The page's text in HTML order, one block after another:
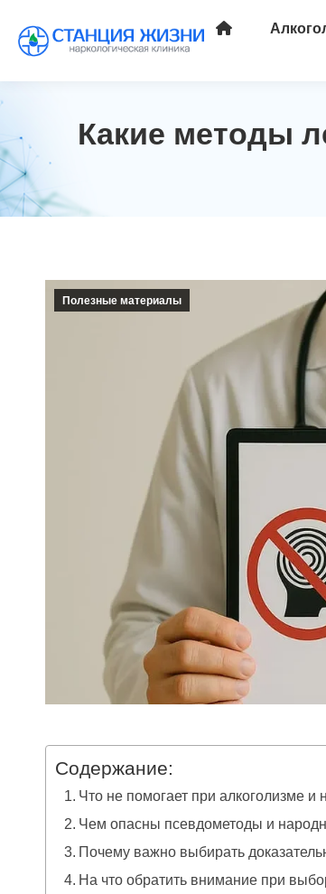
Какие методы
Полезные материалы
Содержание:
Что не помогает при алкоголизме и
Чем опасны псевдометоды и
Почему важно выбирать
На что обратить внимание при